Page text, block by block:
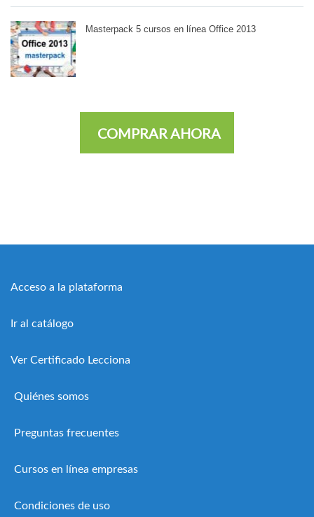
Masterpack 5 cursos en línea Office 2013
COMPRAR AHORA
Acceso a la plataforma
Ir al catálogo
Ver Certificado Lecciona
Quiénes somos
Preguntas frecuentes
Cursos en línea empresas
Condiciones de uso